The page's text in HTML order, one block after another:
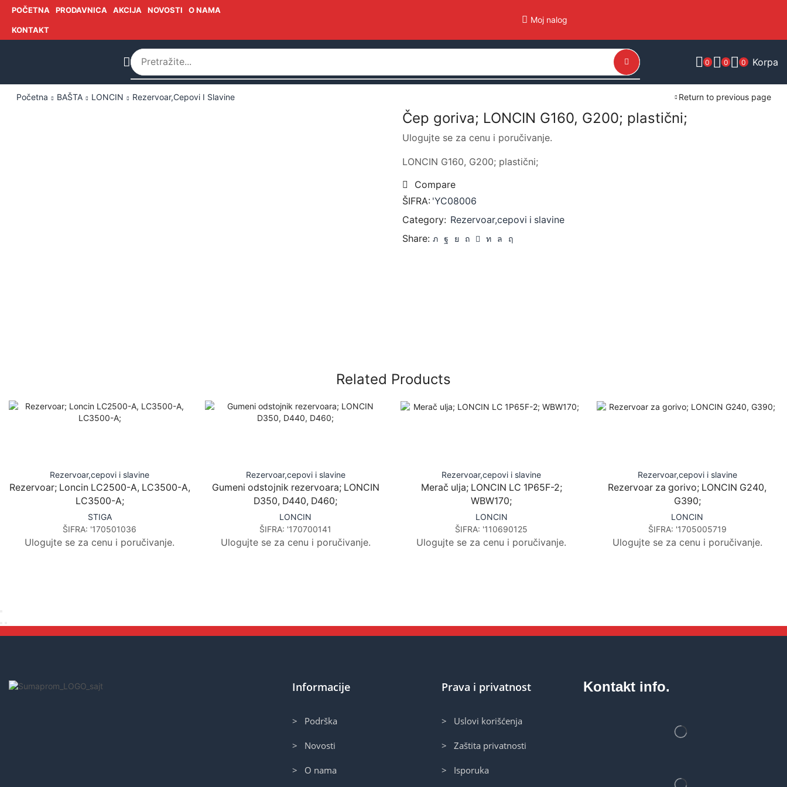
POČETNA PRODAVNICA AKCIJA NOVOSTI O NAMA
KONTAKT
Moj nalog
0 0 0 Korpa
Početna BAŠTA LONCIN Rezervoar,cepovi I Slavine Return to previous page
Čep goriva; LONCIN G160, G200; plastični;
Ulogujte se za cenu i poručivanje.
LONCIN G160, G200; plastični;
Compare
ŠIFRA: 'YC08006
Category: Rezervoar,cepovi i slavine
Share:
Related Products
Rezervoar,cepovi i slavine
Rezervoar; Loncin LC2500-A, LC3500-A,
LC3500-A;
STIGA
ŠIFRA: '170501036
Ulogujte se za cenu i poručivanje.
Rezervoar,cepovi i slavine
Gumeni odstojnik rezervoara; LONCIN
D350, D440, D460;
LONCIN
ŠIFRA: '170700141
Ulogujte se za cenu i poručivanje.
Rezervoar,cepovi i slavine
Merač ulja; LONCIN LC 1P65F-2;
WBW170;
LONCIN
ŠIFRA: '110690125
Ulogujte se za cenu i poručivanje.
Rezervoar,cepovi i slavine
Rezervoar za gorivo; LONCIN G240,
G390;
LONCIN
ŠIFRA: '1705005719
Ulogujte se za cenu i poručivanje.
Informacije
> Podrška
> Novosti
> O nama
Prava i privatnost
> Uslovi korišćenja
> Zaštita privatnosti
> Isporuka
Kontakt info.